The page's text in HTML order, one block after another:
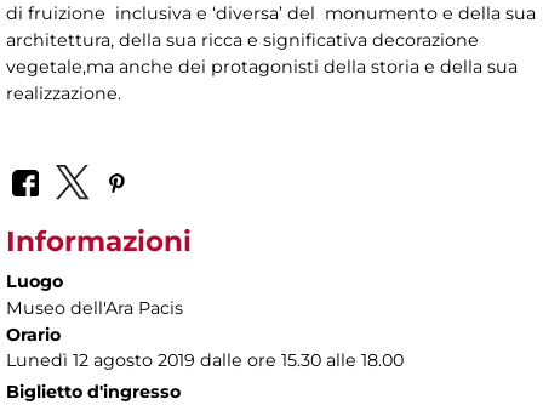
di fruizione inclusiva e ‘diversa’ del monumento e della sua
architettura, della sua ricca e significativa decorazione
vegetale,ma anche dei protagonisti della storia e della sua
realizzazione.
Informazioni
Luogo
Museo dell'Ara Pacis
Orario
Lunedì 12 agosto 2019 dalle ore 15.30 alle 18.00
Biglietto d'ingresso